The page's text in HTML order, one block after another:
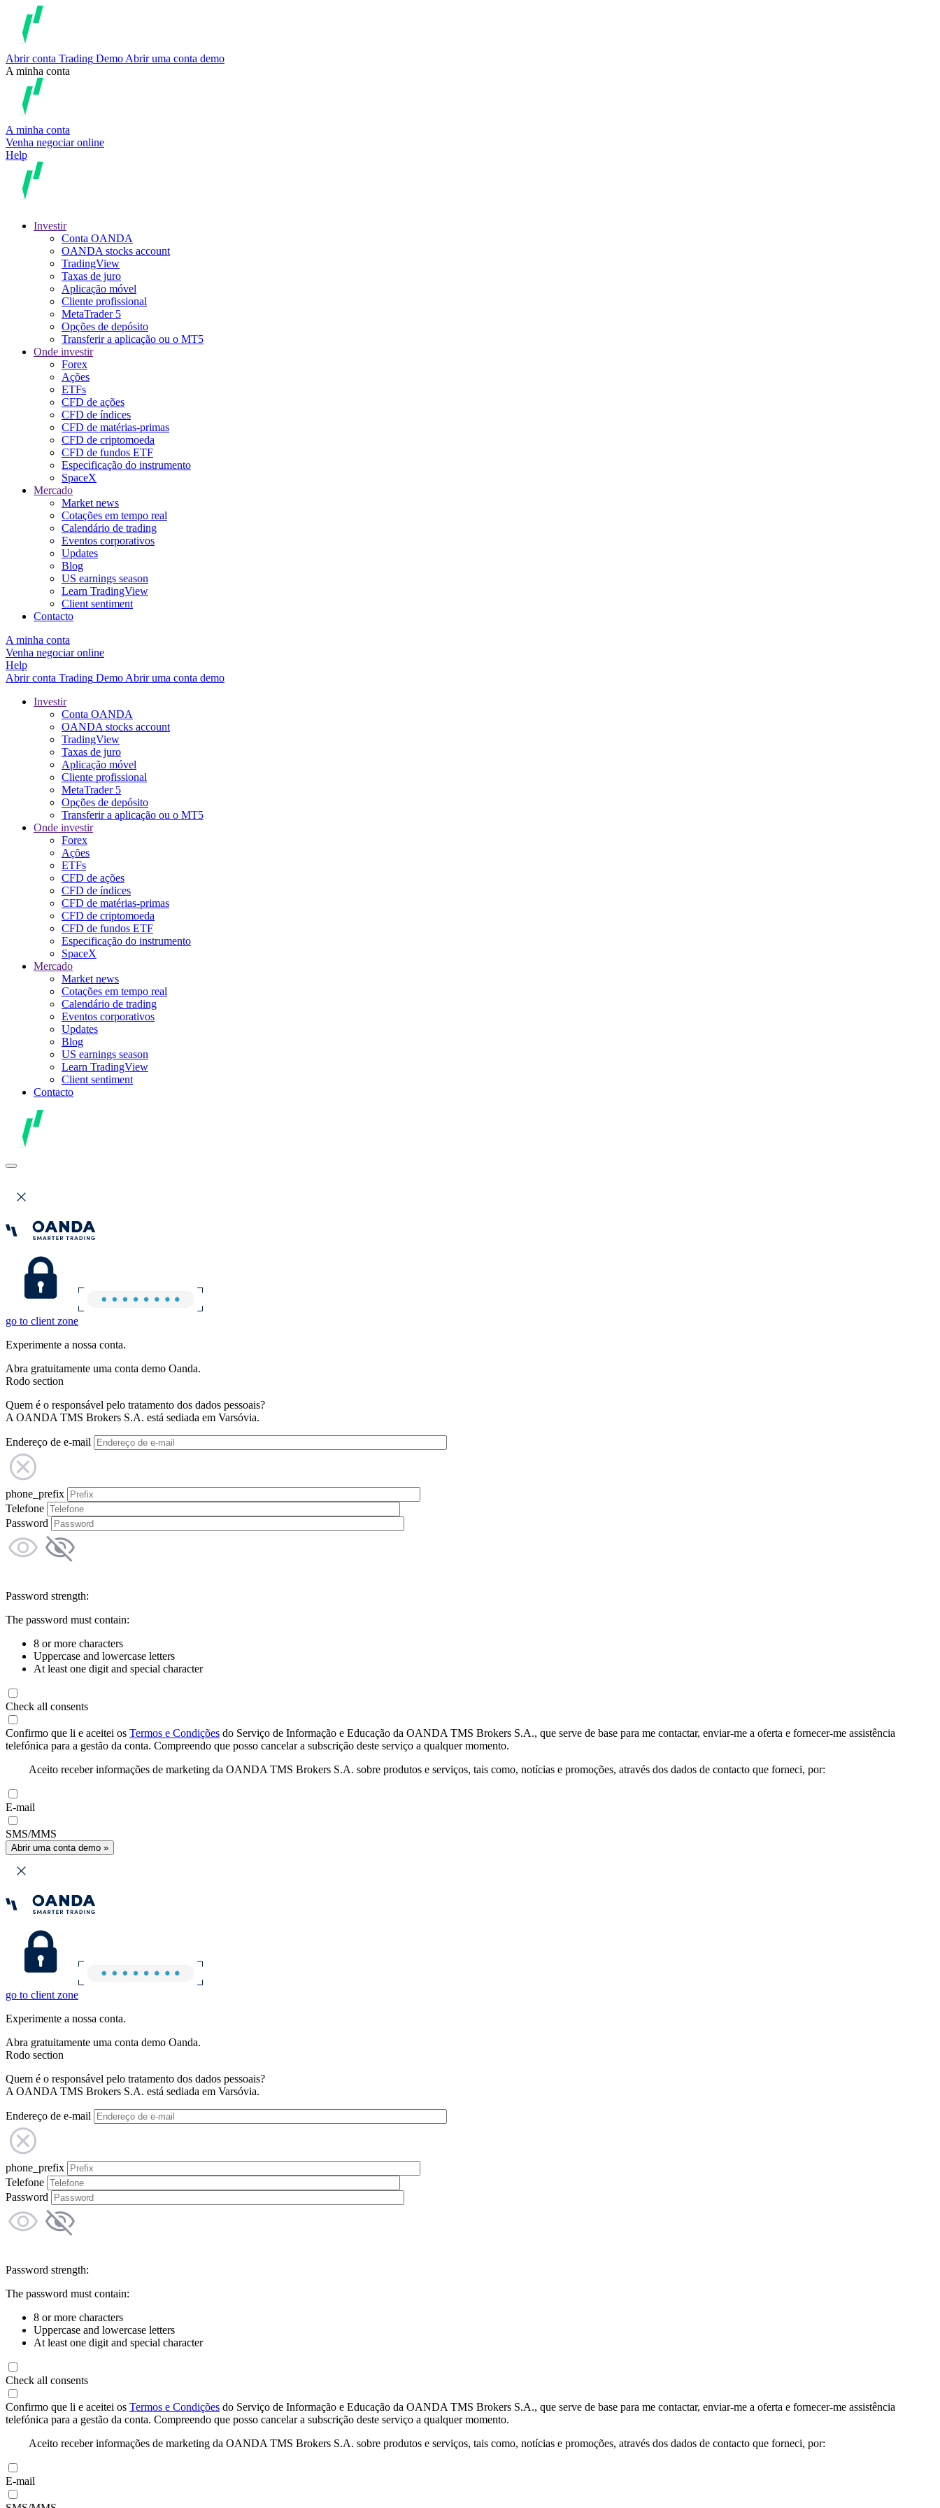
Abrir conta Trading Demo Abrir uma conta demo
A minha conta
A minha conta
Venha negociar online
Help
Investir
Conta OANDA
OANDA stocks account
TradingView
Taxas de juro
Aplicação móvel
Cliente profissional
MetaTrader 5
Opções de depósito
Transferir a aplicação ou o MT5
Onde investir
Forex
Ações
ETFs
CFD de ações
CFD de índices
CFD de matérias-primas
CFD de criptomoeda
CFD de fundos ETF
Especificação do instrumento
SpaceX
Mercado
Market news
Cotações em tempo real
Calendário de trading
Eventos corporativos
Updates
Blog
US earnings season
Learn TradingView
Client sentiment
Contacto
A minha conta
Venha negociar online
Help
Abrir conta Trading Demo Abrir uma conta demo
Investir
Conta OANDA
OANDA stocks account
TradingView
Taxas de juro
Aplicação móvel
Cliente profissional
MetaTrader 5
Opções de depósito
Transferir a aplicação ou o MT5
Onde investir
Forex
Ações
ETFs
CFD de ações
CFD de índices
CFD de matérias-primas
CFD de criptomoeda
CFD de fundos ETF
Especificação do instrumento
SpaceX
Mercado
Market news
Cotações em tempo real
Calendário de trading
Eventos corporativos
Updates
Blog
US earnings season
Learn TradingView
Client sentiment
Contacto
go to client zone
Experimente a nossa conta.
Abra gratuitamente uma conta demo Oanda.
Rodo section
Quem é o responsável pelo tratamento dos dados pessoais?
A OANDA TMS Brokers S.A. está sediada em Varsóvia.
Endereço de e-mail
phone_prefix
Telefone
Password
Password strength:
The password must contain:
8 or more characters
Uppercase and lowercase letters
At least one digit and special character
Check all consents
Confirmo que li e aceitei os Termos e Condições do Serviço de Informação e Educação da OANDA TMS Brokers S.A., que serve de base para me contactar, enviar-me a oferta e fornecer-me assistência
telefónica para a gestão da conta. Compreendo que posso cancelar a subscrição deste serviço a qualquer momento.
Aceito receber informações de marketing da OANDA TMS Brokers S.A. sobre produtos e serviços, tais como, notícias e promoções, através dos dados de contacto que forneci, por:
E-mail
SMS/MMS
Abrir uma conta demo »
go to client zone
Experimente a nossa conta.
Abra gratuitamente uma conta demo Oanda.
Rodo section
Quem é o responsável pelo tratamento dos dados pessoais?
A OANDA TMS Brokers S.A. está sediada em Varsóvia.
Endereço de e-mail
phone_prefix
Telefone
Password
Password strength:
The password must contain:
8 or more characters
Uppercase and lowercase letters
At least one digit and special character
Check all consents
Confirmo que li e aceitei os Termos e Condições do Serviço de Informação e Educação da OANDA TMS Brokers S.A., que serve de base para me contactar, enviar-me a oferta e fornecer-me assistência
telefónica para a gestão da conta. Compreendo que posso cancelar a subscrição deste serviço a qualquer momento.
Aceito receber informações de marketing da OANDA TMS Brokers S.A. sobre produtos e serviços, tais como, notícias e promoções, através dos dados de contacto que forneci, por:
E-mail